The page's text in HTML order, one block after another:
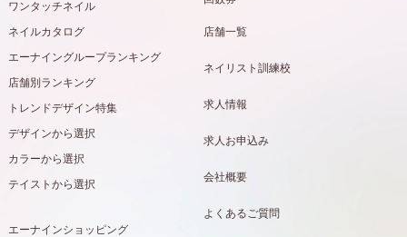
ワンタッチネイル
ネイルカタログ
エーナイングループランキング
店舗別ランキング
トレンドデザイン特集
デザインから選択
カラーから選択
テイストから選択
エーナインショッピング
店舗一覧
ネイリスト訓練校
求人情報
求人お申込み
会社概要
よくあるご質問